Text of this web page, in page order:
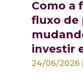
Como a
fluxo de
investir
24/06/2026 |